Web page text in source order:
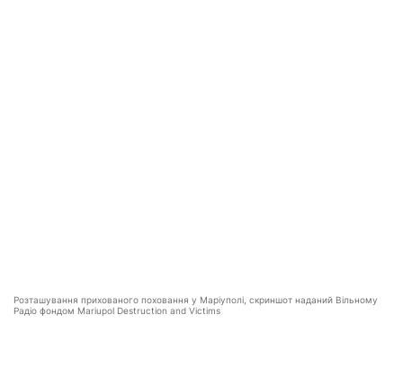
Розташування прихованого поховання у Маріуполі, скриншот наданий Вільному
Радіо фондом Mariupol Destruction and Victims